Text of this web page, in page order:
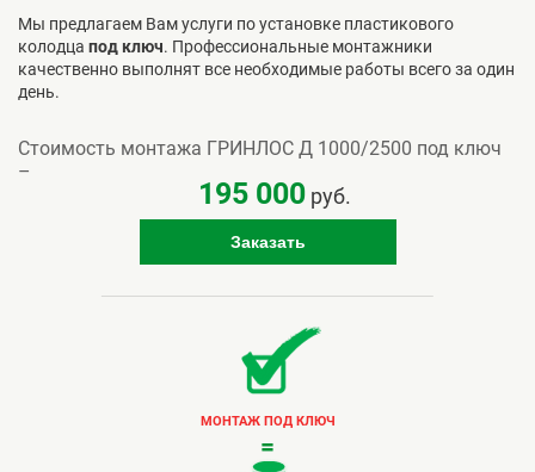
Мы предлагаем Вам услуги по установке пластикового
колодца под ключ. Профессиональные монтажники
качественно выполнят все необходимые работы всего за один
день.
Стоимость монтажа ГРИНЛОС Д 1000/2500 под ключ
–
195 000 руб.
Заказать
МОНТАЖ ПОД КЛЮЧ
=